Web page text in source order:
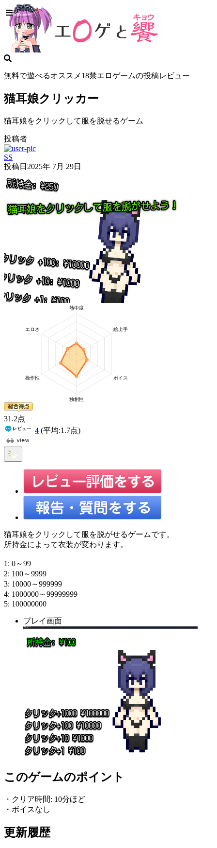
無料で遊べるオススメ18禁エロゲームの投稿レビュー
猫耳娘クリッカー
猫耳娘をクリックして服を脱せるゲーム
投稿者
SS
投稿日 2025年 7月 29日
31 .2点
4 (平均:1.7点)
猫耳娘をクリックして服を脱がせるゲームです。
所持金によって衣装が変わります。
1: 0～99
2: 100～9999
3: 10000～999999
4: 1000000～99999999
5: 100000000
プレイ画面
このゲームのポイント
・クリア時間: 10分ほど
・ボイスなし
更新履歴